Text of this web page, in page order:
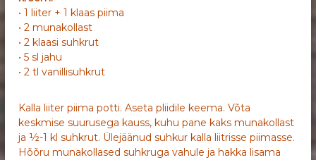
• 1 liiter + 1 klaas piima
• 2 munakollast
• 2 klaasi suhkrut
• 5 sl jahu
• 2 tl vanillisuhkrut
Kalla liiter piima potti. Aseta pliidile keema. Võta
keskmise suurusega kauss, kuhu pane kaks munakollast
ja ½-1 kl suhkrut. Ülejäänud suhkur kalla liitrisse piimasse.
Hõõru munakollased suhkruga vahule ja hakka lisama